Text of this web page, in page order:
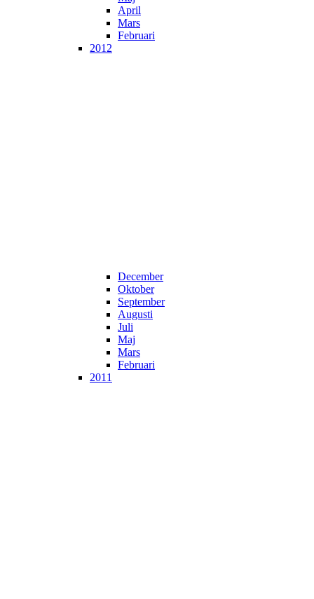
April
Mars
Februari
2012
December
Oktober
September
Augusti
Juli
Maj
Mars
Februari
2011